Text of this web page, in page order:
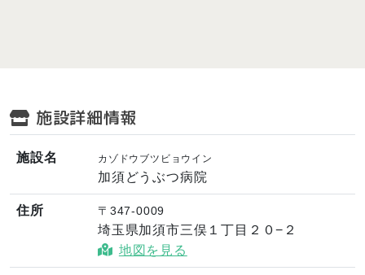
施設詳細情報
施設名 カゾドウブツビョウイン
加須どうぶつ病院
住所 〒347-0009
埼玉県加須市三俣１丁目２０−２
地図を見る